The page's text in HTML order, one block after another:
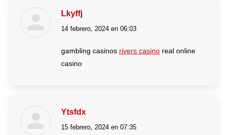
Lkyffj
dice:
14 febrero, 2024 en 06:03
gambling casinos rivers casino real online
casino
Ytsfdx
dice:
15 febrero, 2024 en 07:35